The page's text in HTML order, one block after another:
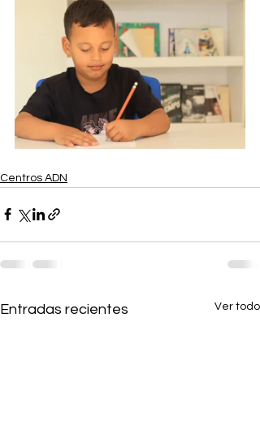
Centros ADN
Entradas recientes Ver todo